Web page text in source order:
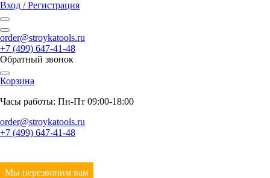
Вход / Регистрация
order@stroykatools.ru
+7 (499) 647-41-48
Обратный звонок
Корзина
Часы работы: Пн-Пт 09:00-18:00
order@stroykatools.ru
+7 (499) 647-41-48
Мы перезвоним вам